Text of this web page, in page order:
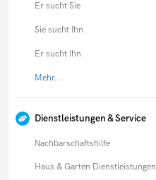
Er sucht Sie
Sie sucht Ihn
Er sucht Ihn
Mehr...
Dienstleistungen & Service
Nachbarschaftshilfe
Haus & Garten Dienstleistungen